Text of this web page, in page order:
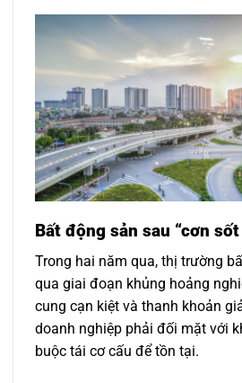
Bất động sản sau “cơn
Trong hai năm qua, thị trường
qua giai đoạn khủng hoảng
cung cạn kiệt và thanh khoản
doanh nghiệp phải đối mặt với
buộc tái cơ cấu để tồn tại.